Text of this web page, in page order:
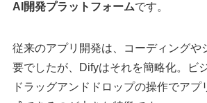
AI開発プラットフォームです。
従来のアプリ開発は、コーディングや
要でしたが、Difyはそれを簡略化。ビ
ドラッグアンドドロップの操作でアプ